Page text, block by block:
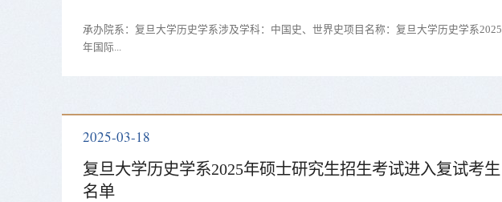
承办院系：复旦大学历史学系涉及学科：中国史、世界史项目名称：复旦大学历史学系2025
年国际...
2025-03-18
复旦大学历史学系2025年硕士研究生招生考试进入复试考生
名单